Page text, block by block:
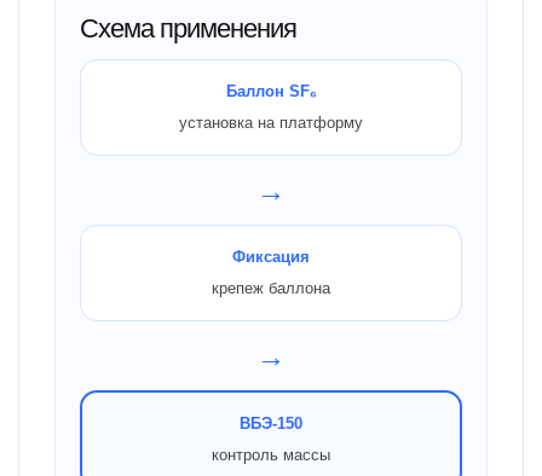
Схема применения
Баллон SF₆
установка на платформу
→
Фиксация
крепеж баллона
→
ВБЭ-150
контроль массы